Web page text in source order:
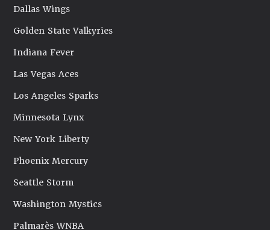
Dallas Wings
Golden State Valkyries
Indiana Fever
Las Vegas Aces
Los Angeles Sparks
Minnesota Lynx
New York Liberty
Phoenix Mercury
Seattle Storm
Washington Mystics
Palmarès WNBA